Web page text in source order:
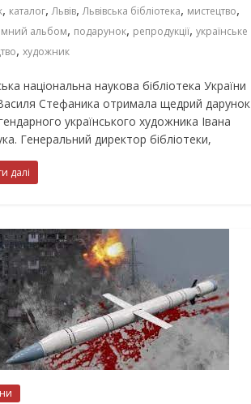
, каталог,Львів,Львівська бібліотека, мистецтво,
альбом, подарунок, репродукції, українське
, художник
національна наукова бібліотека України
Стефаника отримала щедрий дарунок
українського художника Івана
Генеральний директор бібліотеки,
далі